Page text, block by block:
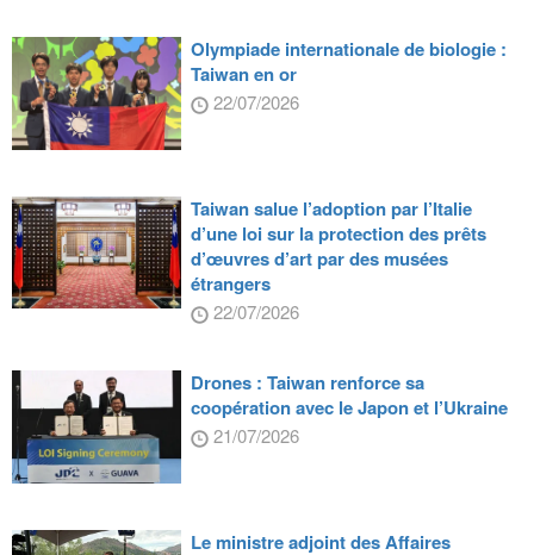
Olympiade internationale de biologie :
Taiwan en or
22/07/2026
Taiwan salue l’adoption par l’Italie
d’une loi sur la protection des prêts
d’œuvres d’art par des musées
étrangers
22/07/2026
Drones : Taiwan renforce sa
coopération avec le Japon et l’Ukraine
21/07/2026
Le ministre adjoint des Affaires